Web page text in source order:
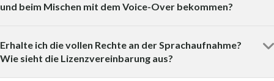
und beim Mischen mit dem Voice-Over bekommen?
Erhalte ich die vollen Rechte an der Sprachaufnahme?
Wie sieht die Lizenzvereinbarung aus?